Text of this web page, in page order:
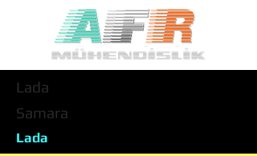
Lada
Samara
Lada